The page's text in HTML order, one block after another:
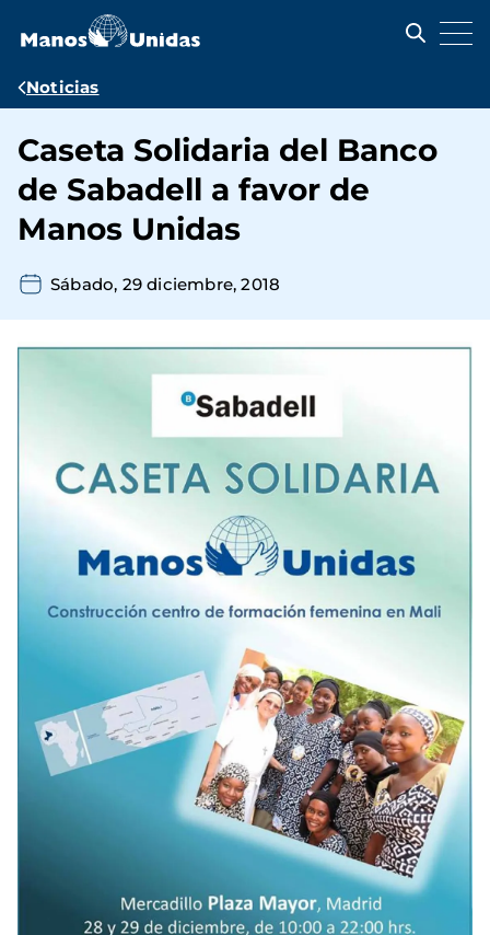
contenido
Ruta
navegación
Noticias
Caseta Solidaria del Banco
de Sabadell a favor de
Manos Unidas
Sábado, 29 diciembre, 2018